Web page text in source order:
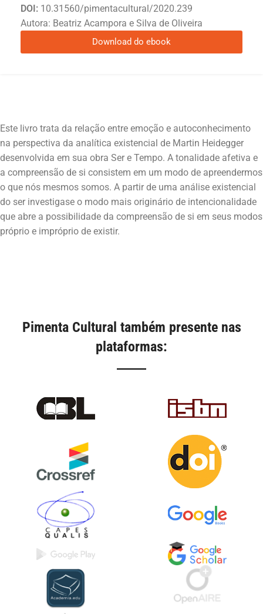
DOI: 10.31560/pimentacultural/2020.239
Autora: Beatriz Acampora e Silva de Oliveira
Download do ebook
Este livro trata da relação entre emoção e autoconhecimento
na perspectiva da analítica existencial de Martin Heidegger
desenvolvida em sua obra Ser e Tempo. A tonalidade afetiva e
a compreensão de si consistem em um modo de apreendermos
o que nós mesmos somos. A partir de uma análise existencial
do ser investigase o modo mais originário de intencionalidade
que abre a possibilidade da compreensão de si em seus modos
Pimenta Cultural também presente nas
plataformas: